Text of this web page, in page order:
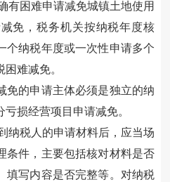
有困难申请减免城镇土地使用
免，税务机关按纳税年度核
个纳税年度或一次性申请多个
难减免。
免的申请主体必须是独立的纳
损经营项目申请减免。
纳税人的申请材料后，应当场
条件，主要包括核对材料是否
填写内容是否完整等。对纳税